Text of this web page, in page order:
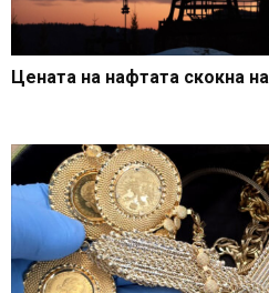
Цената на нафтата скокна